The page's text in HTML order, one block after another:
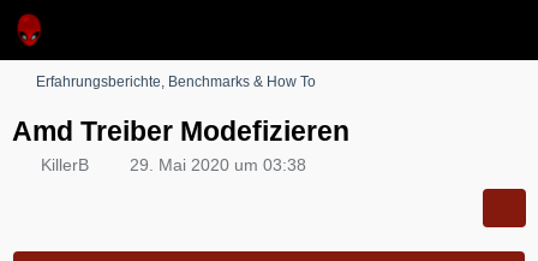
Erfahrungsberichte, Benchmarks & How To
Amd Treiber Modefizieren
KillerB 29. Mai 2020 um 03:38